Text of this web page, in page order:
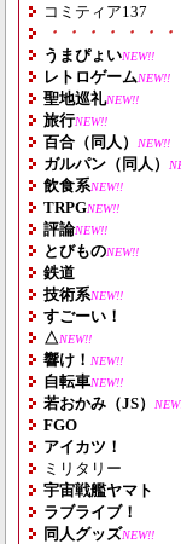
コミティア137
・・・・・・
うまぴょいNEW!!
レトロゲームNEW!!
聖地巡礼NEW!!
旅行NEW!!
百合（同人） NEW!!
ガルパン（同人）
飲食系NEW!!
TRPGNEW!!
評論NEW!!
とびものNEW!!
鉄道
技術系NEW!!
すごーい！
△NEW!!
響け！ NEW!!
自転車NEW!!
若おかみ（JS）
FGO
アイカツ！
ミリタリー
宇宙戦艦ヤマト
ラブライブ！
同人グッズNEW!!